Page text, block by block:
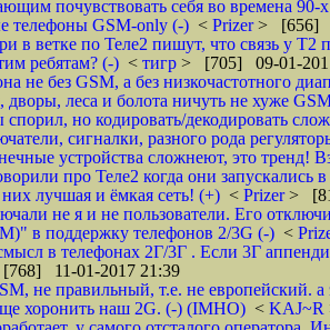
почувствовать себя во времена
телефоны GSM-only (-) < Prizer> [656]
в ветке по Теле2 пишут, что связь у
ребятам? (-) < тигр > [705] 09-01-
не без GSM, а без низкочастотного
дворы, леса и болота ничуть не хуже
спорил, но кодировать/декодировать
сигналки, разного рода
устройства сложнеют, это тренд!
про Теле2 когда они запускались
них лучшая и ёмкая сеть! (+) < Prizer>
не я и не пользователи. Его
в поддержку телефонов 2/3G (-) <
в телефонах 2Г/3Г . Если 3Г
11-01-2017 21:39
не правильный, т.е. не европейский.
хоронить наш 2G. (-) (IMHO) < KAJ~R